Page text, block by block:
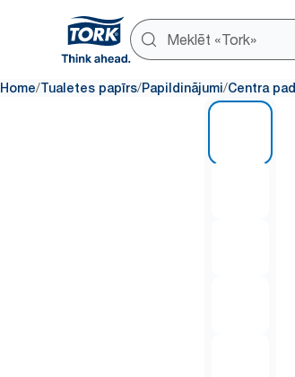
Home/Tualetes papīrs/Papildinājumi/Centra